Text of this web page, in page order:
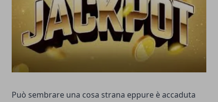
Può sembrare una cosa strana eppure è accaduta